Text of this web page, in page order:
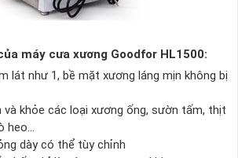
máy cưa xương Goodfor HL1500:
lát như 1, bề mặt xương láng mịn không bị
và khỏe các loại xương ống, sườn tấm, thịt
heo…
dày có thể tùy chỉnh